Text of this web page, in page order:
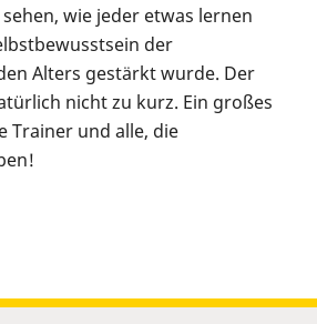
wie jeder etwas lernen
der
Alters gestärkt wurde. Der
nicht zu kurz. Ein großes
Trainer und alle, die